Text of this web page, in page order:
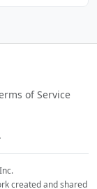
of Service
created and shared